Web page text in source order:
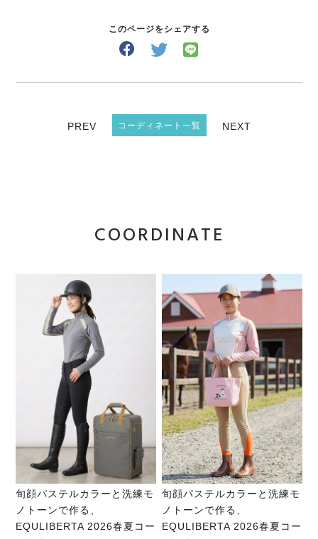
このページをシェアする
PREV コーディネート一覧 NEXT
COORDINATE
旬顔パステルカラーと洗練モ
ノトーンで作る、
EQULIBERTA 2026春夏コー
旬顔パステルカラーと洗練モ
ノトーンで作る、
EQULIBERTA 2026春夏コー